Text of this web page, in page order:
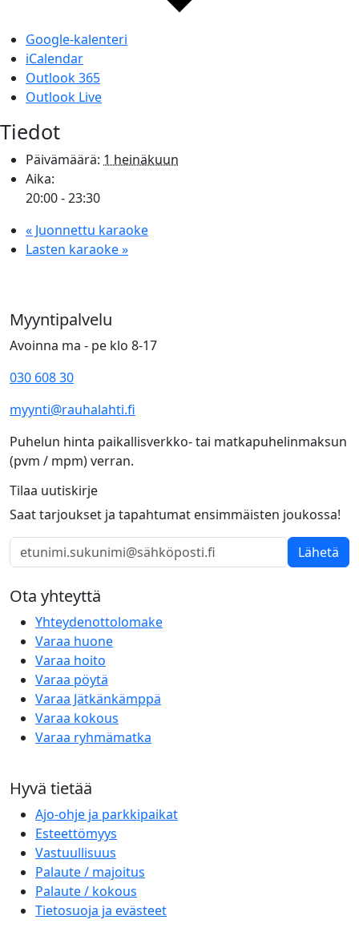
Google-kalenteri
iCalendar
Outlook 365
Outlook Live
Tiedot
Päivämäärä: 1 heinäkuun
Aika:
20:00 - 23:30
« Juonnettu karaoke
Lasten karaoke»
Myyntipalvelu
Avoinna ma - pe klo 8-17
030 608 30
myynti@rauhalahti.fi
Puhelun hinta paikallisverkko- tai matkapuhelinmaksun
(pvm / mpm) verran.
Tilaa uutiskirje
Saat tarjoukset ja tapahtumat ensimmäisten joukossa!
Lähetä
Ota yhteyttä
Yhteydenottolomake
Varaa huone
Varaa hoito
Varaa pöytä
Varaa Jätkänkämppä
Varaa kokous
Varaa ryhmämatka
Hyvä tietää
Ajo-ohje ja parkkipaikat
Esteettömyys
Vastuullisuus
Palaute / majoitus
Palaute / kokous
Tietosuoja ja evästeet